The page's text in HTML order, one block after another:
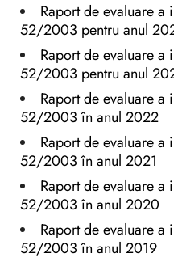
Raport de evaluare
52/2003 pentru anul
Raport de evaluare
52/2003 pentru anul
Raport de evaluare
52/2003 în anul 2022
Raport de evaluare
52/2003 în anul 2021
Raport de evaluare
52/2003 în anul 2020
Raport de evaluare
52/2003 în anul 2019